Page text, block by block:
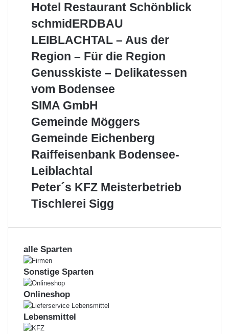
Leiblachtal
Hotel
Schönblick
Hotel Restaurant Schönblick
schmidERDBAU
–
Aus
Region
–
die
Region
schmidERDBAU
LEIBLACHTAL – Aus der
Region – Für die Region
Genusskiste
Delikatessen
vom
Genusskiste – Delikatessen
vom Bodensee
SIMA
SIMA GmbH
Gemeinde
Gemeinde Möggers
Gemeinde
Gemeinde Eichenberg
Raiffeisenbank
Leiblachtal
Raiffeisenbank Bodensee-
Leiblachtal
Peter
KFZ
Peter´s KFZ Meisterbetrieb
Tischlerei
Tischlerei Sigg
alle Sparten
Sonstige Sparten
Onlineshop
Lebensmittel